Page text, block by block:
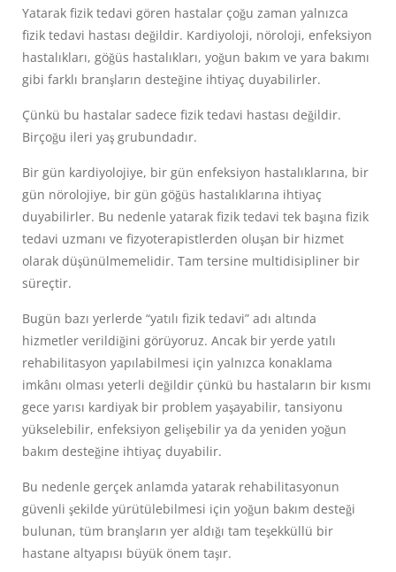
Yatarak fizik tedavi gören hastalar çoğu zaman yalnızca
fizik tedavi hastası değildir. Kardiyoloji, nöroloji, enfeksiyon
hastalıkları, göğüs hastalıkları, yoğun bakım ve yara bakımı
gibi farklı branşların desteğine ihtiyaç duyabilirler.
Çünkü bu hastalar sadece fizik tedavi hastası değildir.
Birçoğu ileri yaş grubundadır.
Bir gün kardiyolojiye, bir gün enfeksiyon hastalıklarına, bir
gün nörolojiye, bir gün göğüs hastalıklarına ihtiyaç
duyabilirler. Bu nedenle yatarak fizik tedavi tek başına fizik
tedavi uzmanı ve fizyoterapistlerden oluşan bir hizmet
olarak düşünülmemelidir. Tam tersine multidisipliner bir
süreçtir.
Bugün bazı yerlerde “yatılı fizik tedavi” adı altında
hizmetler verildiğini görüyoruz. Ancak bir yerde yatılı
rehabilitasyon yapılabilmesi için yalnızca konaklama
imkânı olması yeterli değildir çünkü bu hastaların bir kısmı
gece yarısı kardiyak bir problem yaşayabilir, tansiyonu
yükselebilir, enfeksiyon gelişebilir ya da yeniden yoğun
bakım desteğine ihtiyaç duyabilir.
Bu nedenle gerçek anlamda yatarak rehabilitasyonun
güvenli şekilde yürütülebilmesi için yoğun bakım desteği
bulunan, tüm branşların yer aldığı tam teşekküllü bir
hastane altyapısı büyük önem taşır.